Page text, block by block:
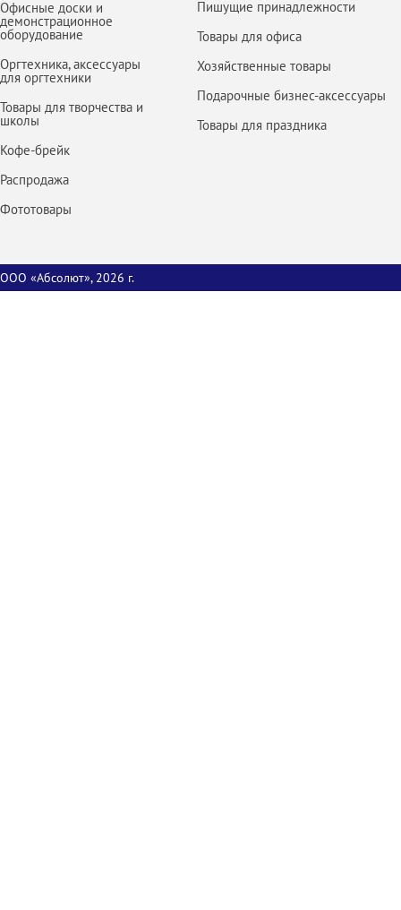
Офисные доски и
демонстрационное
оборудование
Оргтехника, аксессуары
для оргтехники
Товары для творчества и
школы
Кофе-брейк
Распродажа
Фототовары
Пишущие принадлежности
Товары для офиса
Хозяйственные товары
Подарочные бизнес-аксессуары
Товары для праздника
ООО «Абсолют», 2026 г.